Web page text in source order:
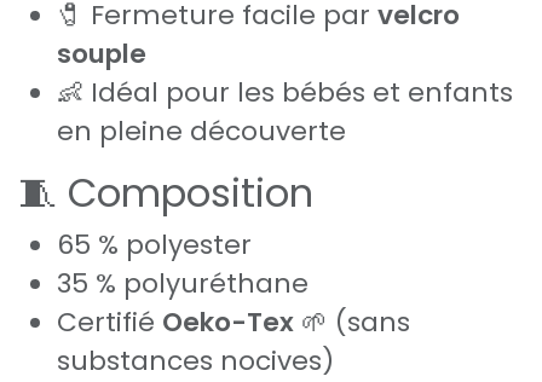
🧷 Fermeture facile par velcro
souple
👶 Idéal pour les bébés et enfants
en pleine découverte
🧵 Composition
65 % polyester
35 % polyuréthane
Certifié Oeko-Tex 🌱 (sans
substances nocives)